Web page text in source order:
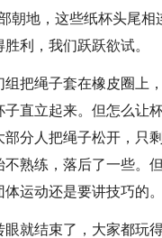
地，这些纸杯头尾相
利，我们跃跃欲试。
组把绳子套在橡皮圈上
直立起来。但怎么让
分人把绳子松开，只
熟练，落后了一些。
运动还是要讲技巧的。
就结束了，大家都玩